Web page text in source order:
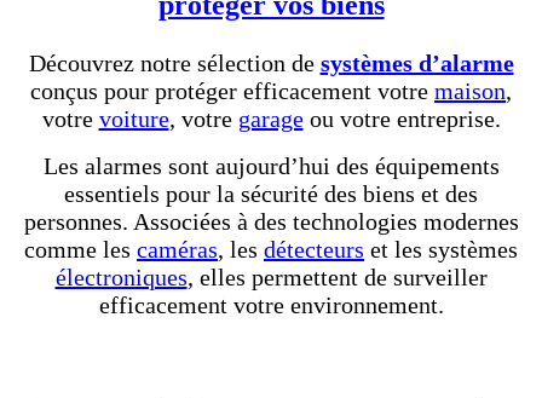
Découvrez notre sélection de systèmes d’alarme
conçus pour protéger efficacement votre maison,
votre voiture, votre garageou votre entreprise.
Les alarmes sont aujourd’hui des équipements
essentiels pour la sécurité des biens et des
personnes. Associées à des technologies modernes
comme les caméras, les détecteurs et les systèmes
électroniques, elles permettent de surveiller
efficacement votre environnement.